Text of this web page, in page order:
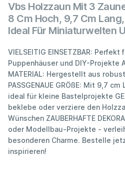
Vbs Holzzaun Mit 3
8 Cm Hoch, 9,7 Cm
Ideal Für Miniaturwelten
VIELSEITIG EINSETZBAR:
Puppenhäuser und DIY-Projekte
MATERIAL: Hergestellt aus
PASSGENAUE GRÖßE: Mit 9,7
ideal für kleine Bastelprojekte
beklebe oder verziere den
Wünschen ZAUBERHAFTE
oder Modellbau-Projekte -
besonderen Charme. Bestelle
inspirieren!